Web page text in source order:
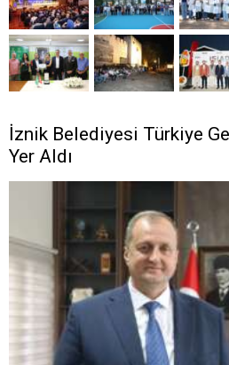
İznik Belediyesi Türkiye
Yer Aldı